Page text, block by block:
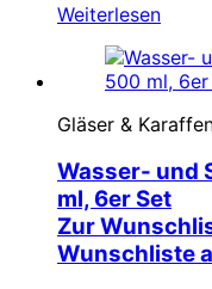
Weiterlesen
Gläser &
Wasser- und
ml, 6er Set
Zur
Wunschliste